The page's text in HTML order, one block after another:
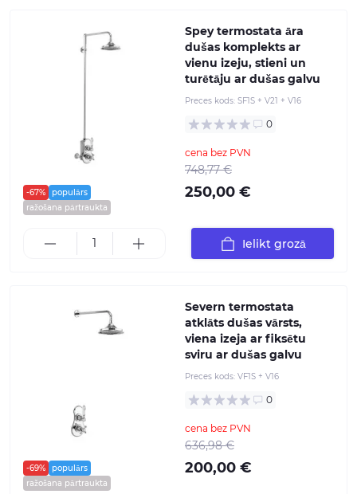
-67%
populārs
ražošana pārtraukta
Spey termostata āra
dušas komplekts ar
vienu izeju, stieni un
turētāju ar dušas galvu
Preces kods: SF1S + V21 + V16
0
cena bez PVN
748,77 €
250,00 €
Ielikt grozā
-69%
populārs
ražošana pārtraukta
Severn termostata
atklāts dušas vārsts,
viena izeja ar fiksētu
sviru ar dušas galvu
Preces kods: VF1S + V16
0
cena bez PVN
636,98 €
200,00 €